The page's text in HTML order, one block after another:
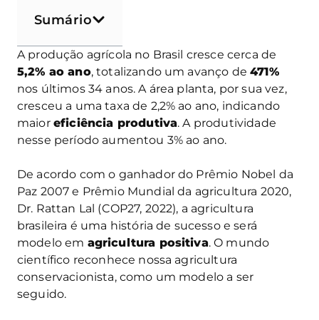
Sumário
A produção agrícola no Brasil cresce cerca de
5,2% ao ano, totalizando um avanço de471%
nos últimos 34 anos. A área planta, por sua vez,
cresceu a uma taxa de 2,2% ao ano, indicando
maior eficiência produtiva. A produtividade
nesse período aumentou 3% ao ano.
De acordo com o ganhador do Prêmio Nobel da
Paz 2007 e Prêmio Mundial da agricultura 2020,
Dr. Rattan Lal (COP27, 2022), a agricultura
brasileira é uma história de sucesso e será
modelo em agricultura positiva. O mundo
científico reconhece nossa agricultura
conservacionista, como um modelo a ser
seguido.